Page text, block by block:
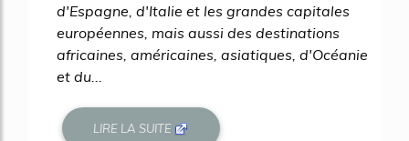
d'Espagne, d'Italie et les grandes capitales
européennes, mais aussi des destinations
africaines, américaines, asiatiques, d'Océanie
et du...
LIRE LA SUITE